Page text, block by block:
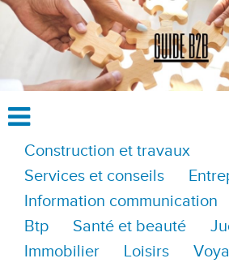
Construction et travaux
Services et conseils
Information communication
Btp
Santé et beauté
Immobilier
Loisirs